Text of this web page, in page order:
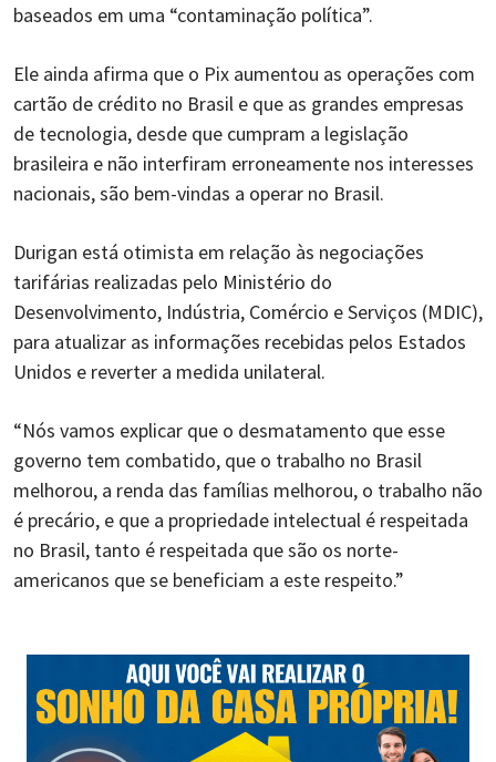
baseados em uma “contaminação política”.
Ele ainda afirma que o Pix aumentou as operações com
cartão de crédito no Brasil e que as grandes empresas
de tecnologia, desde que cumpram a legislação
brasileira e não interfiram erroneamente nos interesses
nacionais, são bem-vindas a operar no Brasil.
Durigan está otimista em relação às negociações
tarifárias realizadas pelo Ministério do
Desenvolvimento, Indústria, Comércio e Serviços (MDIC),
para atualizar as informações recebidas pelos Estados
Unidos e reverter a medida unilateral.
“Nós vamos explicar que o desmatamento que esse
governo tem combatido, que o trabalho no Brasil
melhorou, a renda das famílias melhorou, o trabalho não
é precário, e que a propriedade intelectual é respeitada
no Brasil, tanto é respeitada que são os norte-
americanos que se beneficiam a este respeito.”